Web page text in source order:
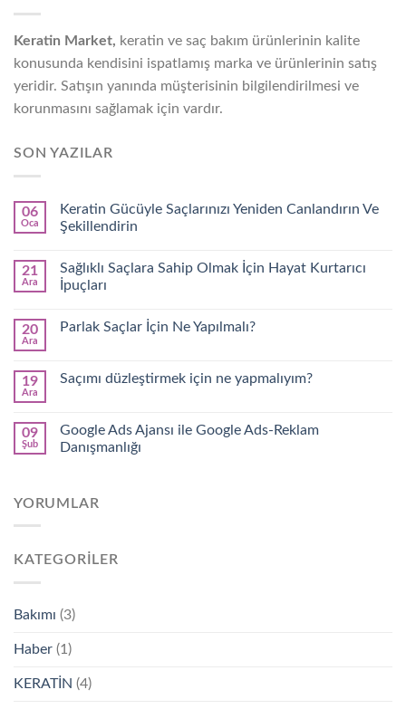
Keratin Market, keratin ve saç bakım ürünlerinin kalite
konusunda kendisini ispatlamış marka ve ürünlerinin satış
yeridir. Satışın yanında müşterisinin bilgilendirilmesi ve
korunmasını sağlamak için vardır.
SON YAZILAR
06
Oca
Keratin Gücüyle Saçlarınızı Yeniden Canlandırın Ve
Şekillendirin
21
Ara
Sağlıklı Saçlara Sahip Olmak İçin Hayat Kurtarıcı
İpuçları
20
Ara
Parlak Saçlar İçin Ne Yapılmalı?
19
Ara
Saçımı düzleştirmek için ne yapmalıyım?
09
Şub
Google Ads Ajansı ile Google Ads-Reklam
Danışmanlığı
YORUMLAR
KATEGORILER
Bakımı (3)
Haber (1)
KERATİN (4)